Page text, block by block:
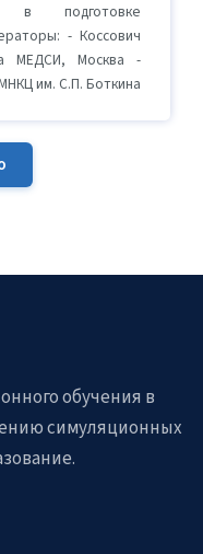
в подготовке
- Коссович
МЕДСИ, Москва -
им. С.П. Боткина
обучения в
симуляционных